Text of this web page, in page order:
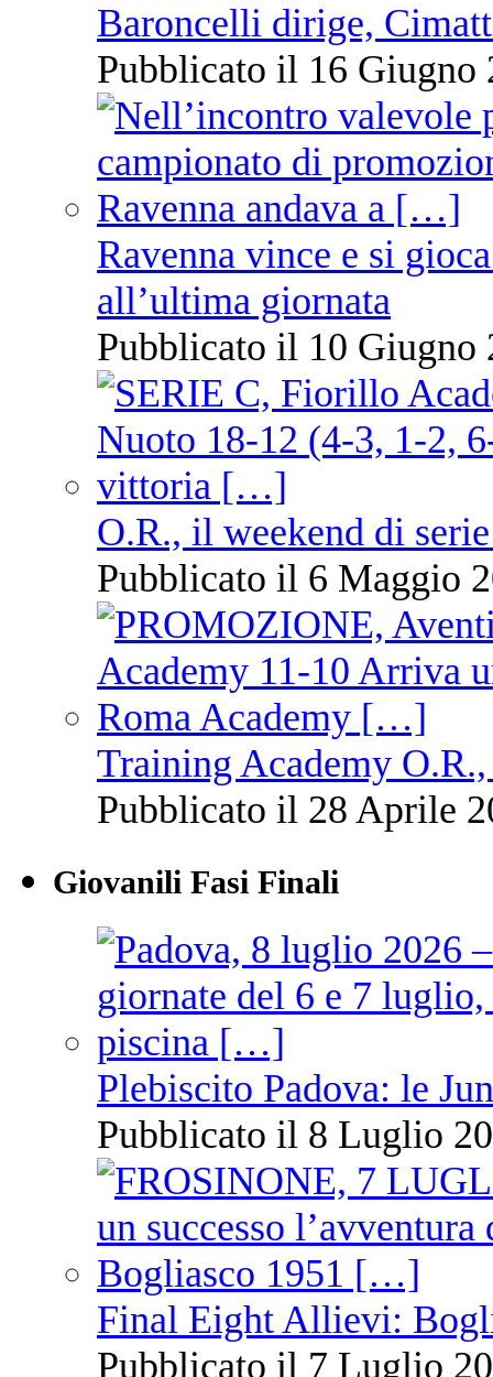
Baroncelli dirige,
Pubblicato il 16 Giugno
Ravenna vince e si
all’ultima giornata
Pubblicato il 10 Giugno
O.R., il weekend di
Pubblicato il 6 Maggio
Training Academy
Pubblicato il 28 Aprile
Giovanili Fasi Finali
Plebiscito Padova: le
Pubblicato il 8 Luglio
Final Eight Allievi:
Pubblicato il 7 Luglio